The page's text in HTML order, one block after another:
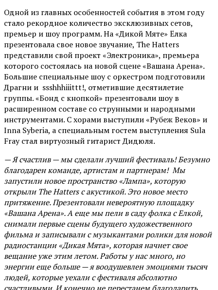
Одной из главных особенностей события в этом году
стало рекордное количество эксклюзивных сетов,
премьер и шоу программ. На «Дикой Мяте» Ёлка
презентовала свое новое звучание, The Hatters
представили свой проект «Электроника», премьера
которого состоялась на новой сцене «Вашана Арена».
Большие специальные шоу с оркестром подготовили
Драгни и ssshhhiiittt!, отметившие десятилетие
группы. «Бонд с кнопкой» презентовали шоу в
расширенном составе со струнными и народными
инструментами. С хорами выступили «Рубеж Веков» и
Inna Syberia, а специальным гостем выступления Sula
Fray стал виртуозный гитарист Дидюля.
— Я счастлив — мы сделали лучший фестиваль! Безумно
благодарен команде, артистам и партнерам! Мы
запустили новое пространство «Лампа», которую
открыли The Hatters с акустикой. Это новое место
притяжение. Презентовали невероятную площадку
«Вашана Арена». А еще мы пели в саду фолка с Елкой,
снимали первые сцены будущего художественного
фильма и записывали с музыкантами ролики для новой
радиостанции «Дикая Мята», которая начнет свое
вещание уже этим летом. Работы у нас много, но
энергии еще больше — я воодушевлен эмоциями тысяч
людей, которые уехали с фестиваля абсолютно